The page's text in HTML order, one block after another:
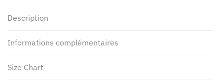
shirt
encolure
Description
Informations complémentaires
Size Chart